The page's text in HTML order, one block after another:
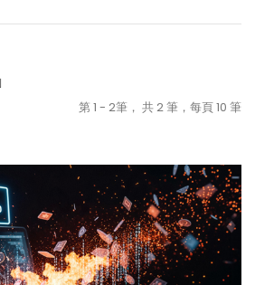
第 1 - 2筆， 共 2 筆，每頁 10 筆